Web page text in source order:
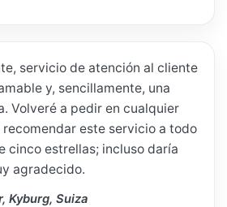
servicio de atención al cliente
y, sencillamente, una
Volveré a pedir en cualquier
este servicio a todo
cinco estrellas; incluso daría
agradecido.
Kyburg, Suiza